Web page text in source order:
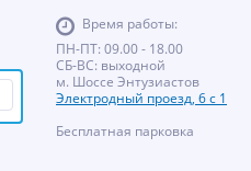
Время работы:
ПН-ПТ: 09.00 - 18.00
СБ-ВС: выходной
м. Шоссе Энтузиастов
Электродный проезд, 6 с 1
Бесплатная парковка